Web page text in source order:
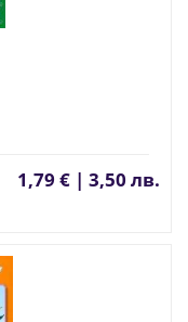
1,79 € | 3,50 лв.